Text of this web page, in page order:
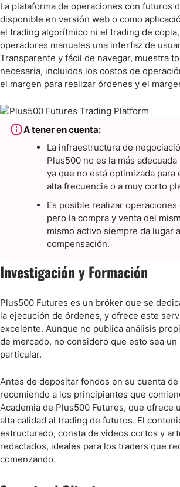
La plataforma de operaciones con futuros
disponible en versión web o como
el trading algorítmico ni el trading de
operadores manuales una interfaz de
Transparente y fácil de navegar, muestra
necesaria, incluidos los costos de
el margen para realizar órdenes y el
A tener en cuenta:
La infraestructura de
Plus500 no es la más
ya que no está optimizada para
alta frecuencia o a muy corto
Es posible realizar
pero la compra y venta del
mismo activo siempre da lugar
compensación.
Investigación y Formación
Plus500 Futures es un bróker que se
la ejecución de órdenes, y ofrece este
excelente. Aunque no publica análisis
de mercado, no considero que esto sea
particular.
Antes de depositar fondos en su cuenta
recomiendo a los principiantes que
Academia de Plus500 Futures, que ofrece
alta calidad al trading de futuros. El
estructurado, consta de videos cortos y
redactados, ideales para los traders que
comenzando.